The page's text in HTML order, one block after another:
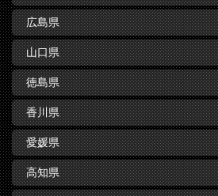
広島県
山口県
徳島県
香川県
愛媛県
高知県